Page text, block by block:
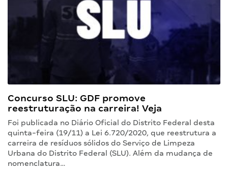
Concurso SLU: GDF promove
reestruturação na carreira! Veja
Foi publicada no Diário Oficial do Distrito Federal desta
quinta-feira (19/11) a Lei 6.720/2020, que reestrutura a
carreira de resíduos sólidos do Serviço de Limpeza
Urbana do Distrito Federal (SLU). Além da mudança de
nomenclatura…